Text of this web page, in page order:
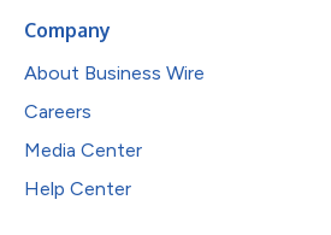
Company
About Business Wire
Careers
Media Center
Help Center